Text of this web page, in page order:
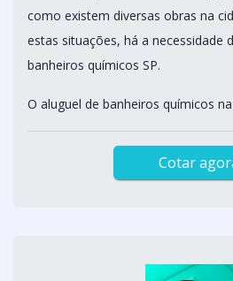
como existem diversas obras na
estas situações, há a necessidade
banheiros químicos SP.
O aluguel de banheiros químicos
Cotar